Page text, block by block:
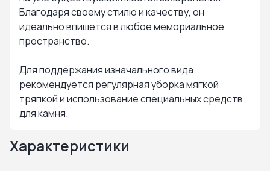
Благодаря своему стилю и качеству, он
идеально впишется в любое мемориальное
пространство.
Для поддержания изначального вида
рекомендуется регулярная уборка мягкой
тряпкой и использование специальных средств
для камня.
Характеристики